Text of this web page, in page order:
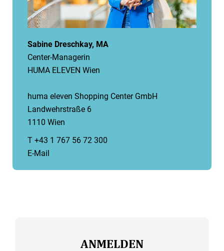
Sabine Dreschkay, MA
Center-Managerin
HUMA ELEVEN Wien
huma eleven Shopping Center GmbH
Landwehrstraße 6
1110 Wien
T +43 1 767 56 72 300
E-Mail
ANMELDEN